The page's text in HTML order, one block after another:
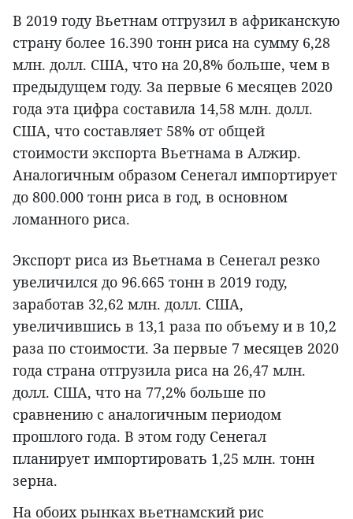
В 2019 году Вьетнам отгрузил в африканскую
страну более 16.390 тонн риса на сумму 6,28
млн. долл. США, что на 20,8% больше, чем в
предыдущем году. За первые 6 месяцев 2020
года эта цифра составила 14,58 млн. долл.
США, что составляет 58% от общей
стоимости экспорта Вьетнама в Алжир.
Аналогичным образом Сенегал импортирует
до 800.000 тонн риса в год, в основном
ломанного риса.
Экспорт риса из Вьетнама в Сенегал резко
увеличился до 96.665 тонн в 2019 году,
заработав 32,62 млн. долл. США,
увеличившись в 13,1 раза по объему и в 10,2
раза по стоимости. За первые 7 месяцев 2020
года страна отгрузила риса на 26,47 млн.
долл. США, что на 77,2% больше по
сравнению с аналогичным периодом
прошлого года. В этом году Сенегал
планирует импортировать 1,25 млн. тонн
зерна.
На обоих рынках вьетнамский рис